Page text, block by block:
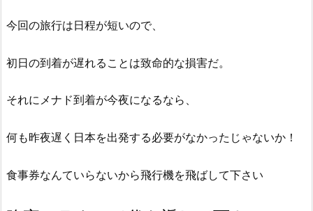
今回の旅行は日程が短いので、
初日の到着が遅れることは致命的な損害だ。
それにメナド到着が今夜になるなら、
何も昨夜遅く日本を出発する必要がなかったじゃないか！
食事券なんていらないから飛行機を飛ばして下さい